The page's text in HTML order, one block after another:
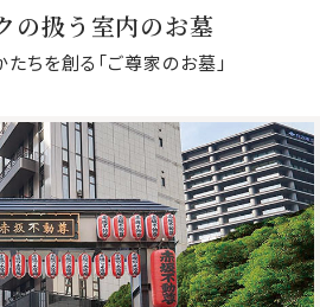
の扱う室内のお墓
ちを創る「ご尊家のお墓」